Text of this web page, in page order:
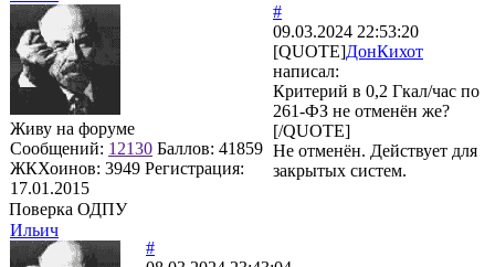
Живу на форуме
Сообщений: 12130 Баллов: 41859
ЖКХоинов: 3949 Регистрация:
17.01.2015
#
09.03.2024 22:53:20
[QUOTE]ДонКихот
написал:
Критерий в 0,2 Гкал/час по
261-ФЗ не отменён же?
[/QUOTE]
Не отменён. Действует для
закрытых систем.
Поверка ОДПУ
Ильич
#